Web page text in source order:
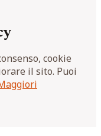
cookie
il sito. Puoi